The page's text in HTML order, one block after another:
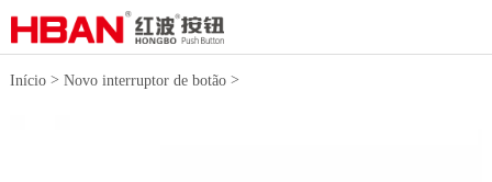
Início> Novo interruptor de botão>